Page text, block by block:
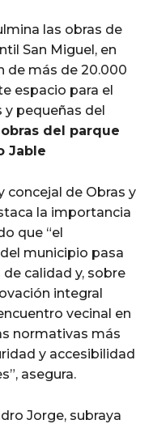
las obras de
San Miguel, en
de más de 20.000
espacio para el
pequeñas del
del parque
Jable
concejal de Obras y
la importancia
que “el
municipio pasa
calidad y, sobre
integral
vecinal en
normativas más
y accesibilidad
asegura.
Jorge, subraya